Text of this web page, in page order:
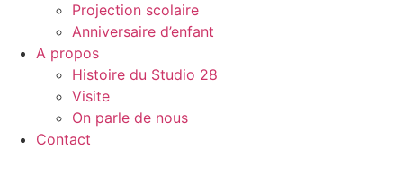
Projection scolaire
Anniversaire d’enfant
A propos
Histoire du Studio 28
Visite
On parle de nous
Contact